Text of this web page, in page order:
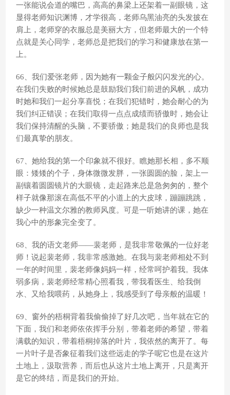
一张能说会道的嘴巴，高高的鼻梁上还架着一副眼镜，这
显得老师知识渊博，才学很高，老师乌黑油亮的头发披在
肩上，老师穿的衣服总是美丽大方，但老师最大的一个特
点就是关心同学，老师总是把我们的学习和健康放在第一
上。
66、我们爱张老师，因为她有一颗金子般闪闪发光的心。
在我们失败的时候她总是鼓励我们我们前进的风帆，成功
时她和我们一起分享喜悦；在我们犯错时，她会耐心的为
我们纠正错误；在我们取得一点点成绩而骄傲时，她会让
我们保持清醒的头脑，不要骄傲；她是我们的良师也是我
们最真挚的朋友。
67、她给我的第一个印象就不很好。瞧她那长相，多不顺
眼：矮矮的个子，身体微微发胖，一张圆圆的脸，架上一
副镶着圆圆镜片的大眼镜，走起路来总是急匆匆的，整个
样子就像那滚在高低不平的小道上的大皮球，蹦蹦跳跳，
缺少一种温文尔雅的教师风度。可是一听她讲的课，她在
我心中的形象完全变了。
68、我的语文老师——裴老师，是我非常敬佩的一位好老
师！说起裴老师，我非常感激她。在我与裴老师相处不到
一年的时间里，裴老师像妈妈一样，经常呵护着我。我体
弱多病，裴老师经常精心照看我，带我看医生、给我倒
水、又给我喂药，从她身上，我感受到了母亲般的温暖！
69、窗外的梧桐背着我偷偷掉了好几次吧，当年就在它的
下面，我们和老师依依挥手分别，带着老师的希望，带着
满载的知识，带着梧桐掉落的叶片，我依然的离开了。每
一片叶子是否象征着我们这些远走的学子呢它也是在这片
土地上，汲取营养，而后也从这片土地上离开，只是离开
是它的终结，而是我们的开始。